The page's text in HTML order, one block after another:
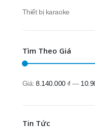
Thiết bị karaoke
Tìm Theo Giá
thấp
cao
Giá:8.140.000 ₫ —
Tin Tức